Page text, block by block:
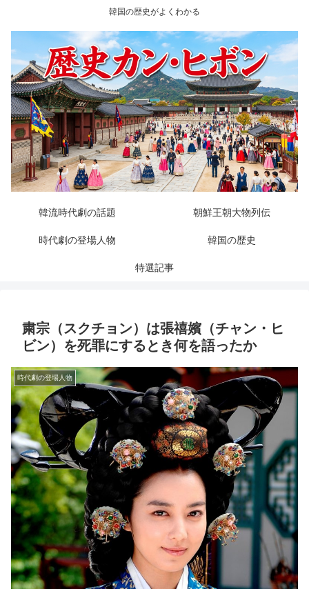
韓国の歴史がよくわかる
韓流時代劇の話題 朝鮮王朝大物列伝
時代劇の登場人物 韓国の歴史
特選記事
粛宗（スクチョン）は張禧嬪（チャン・ヒ
ビン）を死罪にするとき何を語ったか
時代劇の登場人物